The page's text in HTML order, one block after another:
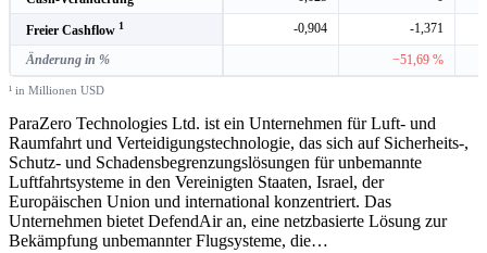
Freier Cashflow 1 -0,904 -1,371
Änderung in % −51,69 %
¹ in Millionen USD
ParaZero Technologies Ltd. ist ein Unternehmen für Luft- und
Raumfahrt und Verteidigungstechnologie, das sich auf Sicherheits-,
Schutz- und Schadensbegrenzungslösungen für unbemannte
Luftfahrtsysteme in den Vereinigten Staaten, Israel, der
Europäischen Union und international konzentriert. Das
Unternehmen bietet DefendAir an, eine netzbasierte Lösung zur
Bekämpfung unbemannter Flugsysteme, die…